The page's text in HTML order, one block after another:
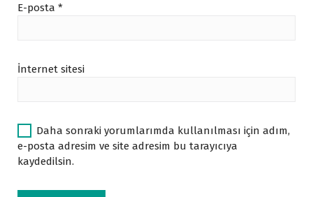
E-posta *
İnternet sitesi
Daha sonraki yorumlarımda kullanılması için adım,
e-posta adresim ve site adresim bu tarayıcıya
kaydedilsin.